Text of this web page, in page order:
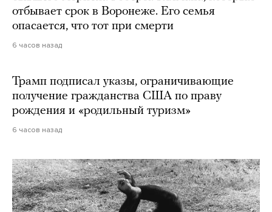
отбывает срок в Воронеже. Его семья
опасается, что тот при смерти
6 часов назад
Трамп подписал указы, ограничивающие
получение гражданства США по праву
рождения и «родильный туризм»
6 часов назад